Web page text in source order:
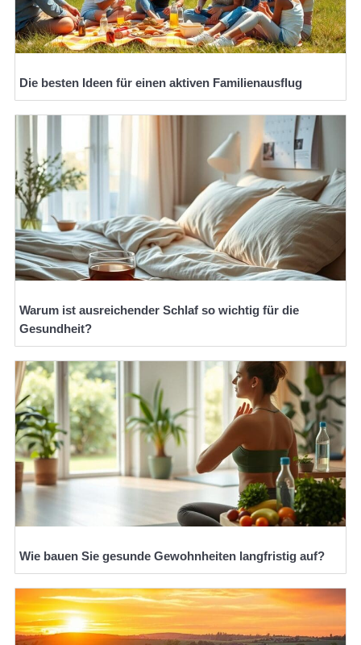
Die besten Ideen für einen aktiven Familienausflug
Warum ist ausreichender Schlaf so wichtig für die
Gesundheit?
Wie bauen Sie gesunde Gewohnheiten langfristig auf?